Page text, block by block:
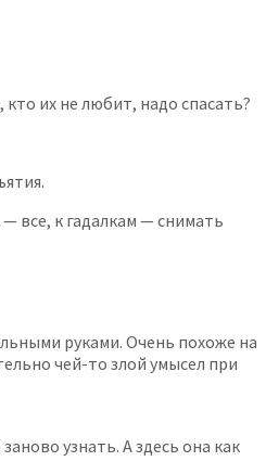
их не любит, надо спасать?
все, к гадалкам — снимать
руками. Очень похоже на
чей-то злой умысел при
узнать. А здесь она как